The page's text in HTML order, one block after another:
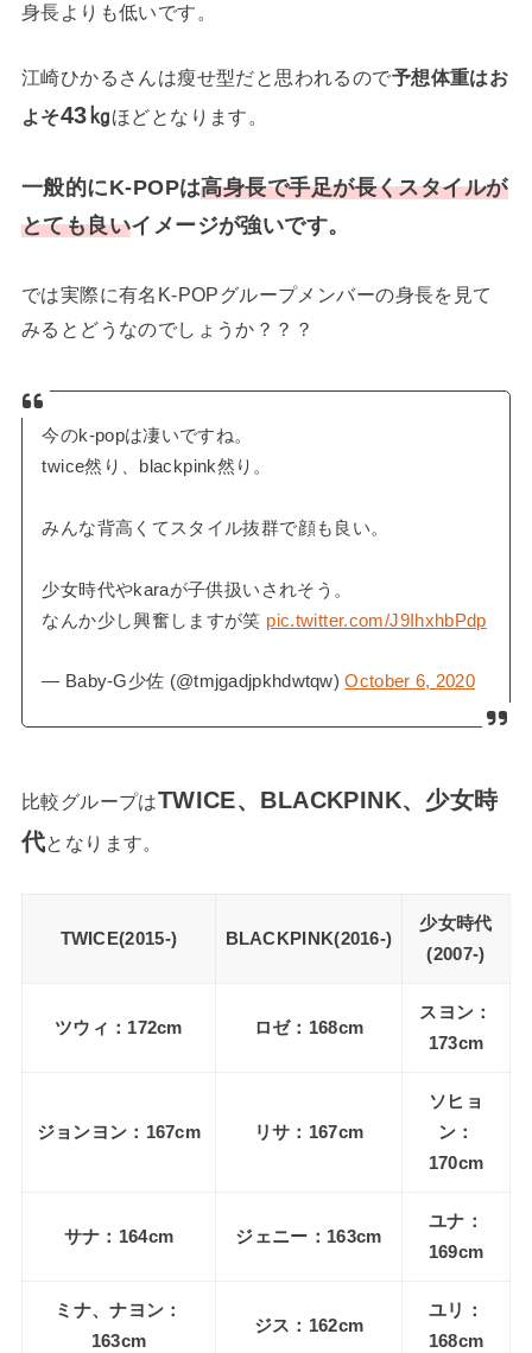
身長よりも低いです。
江崎ひかるさんは瘦せ型だと思われるので予想体重はお
よそ43㎏ほどとなります。
一般的にK-POPは高身長で手足が長くスタイルが
とても良いイメージが強いです。
では実際に有名K-POPグループメンバーの身長を見て
みるとどうなのでしょうか？？？
今のk-popは凄いですね。
twice然り、blackpink然り。
みんな背高くてスタイル抜群で顔も良い。
少女時代やkaraが子供扱いされそう。
なんか少し興奮しますが笑 pic.twitter.com/J9IhxhbPdp
— Baby-G少佐 (@tmjgadjpkhdwtqw)October 6, 2020
比較グループはTWICE、BLACKPINK、少女時
代となります。
TWICE(2015-) BLACKPINK(2016-)
少女時代
(2007-)
ツウィ：172cm ロゼ：168cm
スヨン：
173cm
ジョンヨン：167cm リサ：167cm
ソヒョ
ン：
170cm
サナ：164cm ジェニー：163cm
ユナ：
169cm
ミナ、ナヨン：
163cm
ジス：162cm
ユリ：
168cm